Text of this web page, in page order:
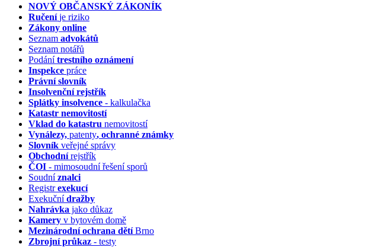
NOVÝ OBČANSKÝ ZÁKONÍK
Ručeníje riziko
Zákony online
Seznam advokátů
Seznam notářů
Podánítrestního oznámení
Inspekce práce
Právní slovník
Insolvenčnírejstřík
Splátky insolvence - kalkulačka
Katastr nemovitostí
Vklad do katastru nemovitostí
Vynálezy, patenty, ochranné známky
Slovník veřejné správy
Obchodnírejstřík
ČOI - mimosoudní řešení sporů
Soudníznalci
Registrexekucí
Exekučnídražby
Nahrávka jako důkaz
Kamery v bytovém domě
Mezinárodní ochrana dětíBrno
Zbrojní průkaz - testy